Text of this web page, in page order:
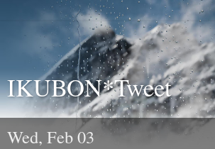
IKUBON*Tweet
Wed, Feb 03